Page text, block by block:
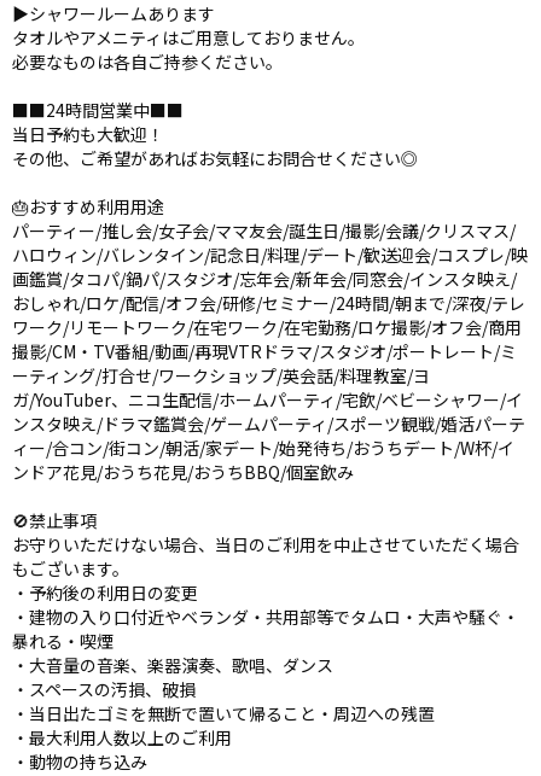
▶シャワールームあります
タオルやアメニティはご用意しておりません。
必要なものは各自ご持参ください。
■■24時間営業中■■
当日予約も大歓迎！
その他、ご希望があればお気軽にお問合せください◎
🎂おすすめ利用用途
パーティー/推し会/女子会/ママ友会/誕生日/撮影/会議/クリスマス/
ハロウィン/バレンタイン/記念日/料理/デート/歓送迎会/コスプレ/映
画鑑賞/タコパ/鍋パ/スタジオ/忘年会/新年会/同窓会/インスタ映え/
おしゃれ/ロケ/配信/オフ会/研修/セミナー/24時間/朝まで/深夜/テレ
ワーク/リモートワーク/在宅ワーク/在宅勤務/ロケ撮影/オフ会/商用
撮影/CM・TV番組/動画/再現VTRドラマ/スタジオ/ポートレート/ミ
ーティング/打合せ/ワークショップ/英会話/料理教室/ヨ
ガ/YouTuber、ニコ生配信/ホームパーティ/宅飲/ベビーシャワー/イ
ンスタ映え/ドラマ鑑賞会/ゲームパーティ/スポーツ観戦/婚活パーテ
ィー/合コン/街コン/朝活/家デート/始発待ち/おうちデート/W杯/イ
ンドア花見/おうち花見/おうちBBQ/個室飲み
🚫禁止事項
お守りいただけない場合、当日のご利用を中止させていただく場合
もございます。
・予約後の利用日の変更
・建物の入り口付近やベランダ・共用部等でタムロ・大声や騒ぐ・
暴れる・喫煙
・大音量の音楽、楽器演奏、歌唱、ダンス
・スペースの汚損、破損
・当日出たゴミを無断で置いて帰ること・周辺への残置
・最大利用人数以上のご利用
・動物の持ち込み